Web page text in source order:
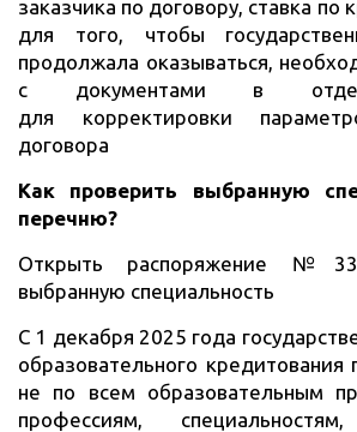
заказчика по договору, ставка по
для того, чтобы
продолжала оказываться,
с документами в
для корректировки
договора
Как проверить выбранную
перечню?
Открыть распоряжение
выбранную специальность
С 1 декабря 2025 года
образовательного кредитования
не по всем образовательным
профессиям,